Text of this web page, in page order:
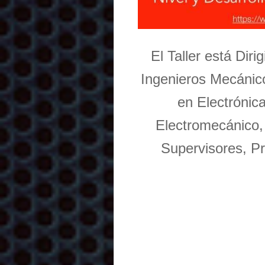
El Taller está
Ingenieros
en
Supervisores,